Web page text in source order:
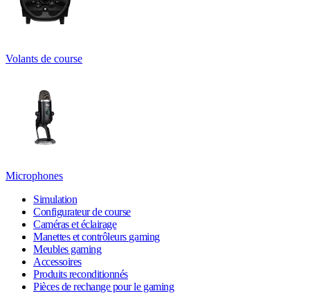
Volants de course
Microphones
Simulation
Configurateur de course
Caméras et éclairage
Manettes et contrôleurs gaming
Meubles gaming
Accessoires
Produits reconditionnés
Pièces de rechange pour le gaming